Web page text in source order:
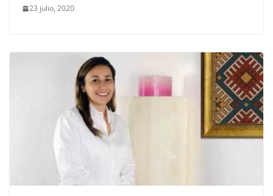
23 julio, 2020